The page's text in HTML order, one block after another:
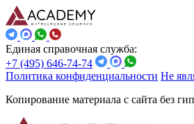
Единая справочная служба:
+7 (495) 646-74-74
Политика конфиденциальности Не
Копирование материала с сайта без